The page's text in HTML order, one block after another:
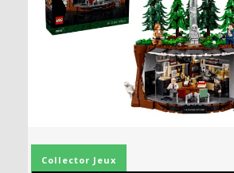
Collector Jeux